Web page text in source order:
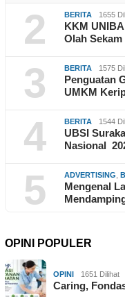
2 BERITA 1655
KKM
Olah
3 BERITA 1575
Penguatan
UMKM
4 BERITA 1544
UBSI
Nasional
5 ADVERTISING
Mengenal
OPINI POPULER
OPINI 1651 Dilihat
Caring,